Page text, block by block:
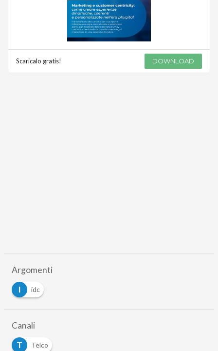
Scaricalo gratis! DOWNLOAD
Argomenti
I
idc
Canali
T
Telco